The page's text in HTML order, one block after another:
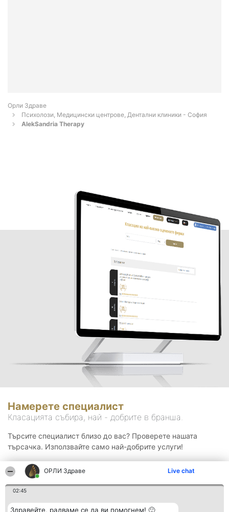
ОРЛИ Здраве Live chat
02:45
Здравейте, радваме се да ви помогнем! 🙂
Орли Здраве
Психолози, Медицински центрове, Дентални клиники - София
AlekSandria Therapy
Намерете специалист
Класацията събира, най - добрите в бранша.
Търсите специалист близо до вас? Проверете нашата
търсачка. Използвайте само най-добрите услуги!